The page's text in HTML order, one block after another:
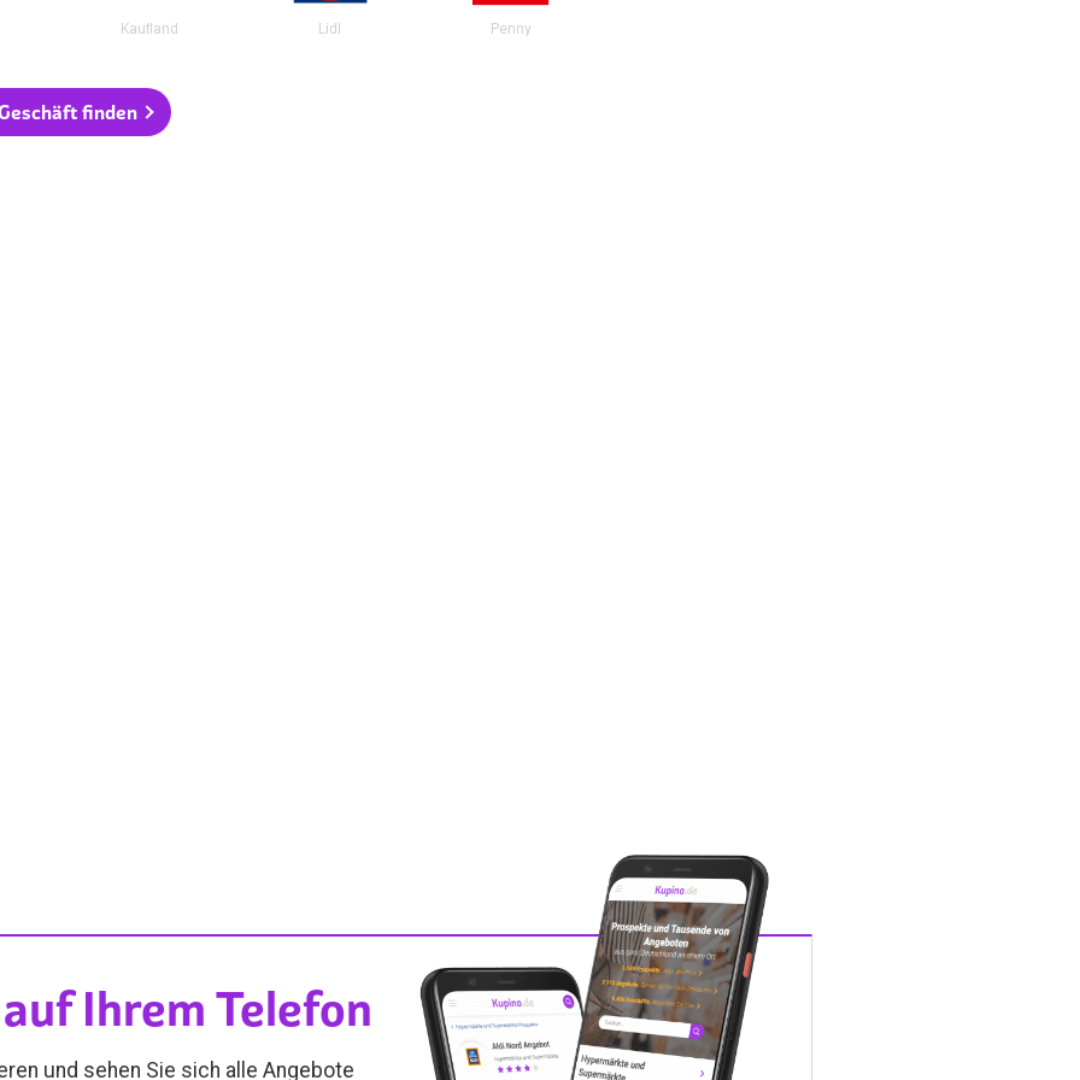
Kaufland Lidl Penny
finden
Ihrem Telefon
und sehen Sie sich alle Angebote